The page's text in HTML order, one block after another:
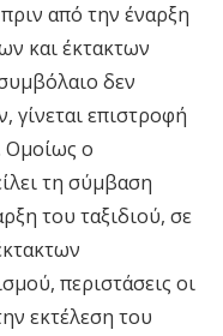
από την έναρξη
και έκτακτων
δεν
γίνεται επιστροφή
Οµοίως ο
τη σύµβαση
του ταξιδιού, σε
περιστάσεις οι
εκτέλεση του